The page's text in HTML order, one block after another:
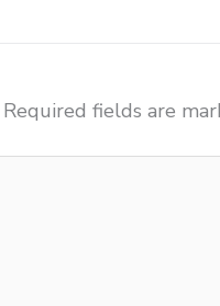
Required fields are